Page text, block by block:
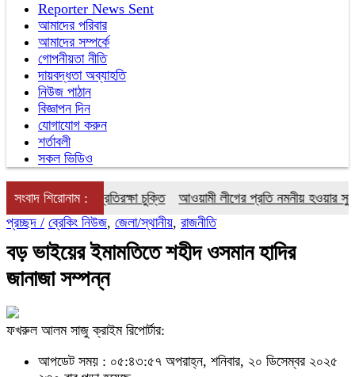
Reporter News Sent
আমাদের পরিবার
আমাদের সম্পর্কে
গোপনীয়তা নীতি
দায়বদ্ধতা অব্যাহতি
নিউজ পাঠান
বিজ্ঞাপন দিন
যোগাযোগ করুন
শর্তাবলী
সকল ভিডিও
সংবাদ শিরোনাম :
নতুন যৌথ প্রতিরক্ষা চুক্তি
আওয়ামী লীগের প্রতি নমনীয় হওয়ার সুযোগ
প্রচ্ছদ / ব্রেকিং নিউজ, জেলা/স্থানীয়, রাজনীতি
বড় ভাইয়ের ইমামতিতে শহীদ ওসমান হাদির
জানাজা সম্পন্ন
ফখরুল আলম সাজু ক্রাইম রিপোর্টার:
আপডেট সময় : ০৫:৪৩:৫৭ অপরাহ্ন, শনিবার, ২০ ডিসেম্বর ২০২৫